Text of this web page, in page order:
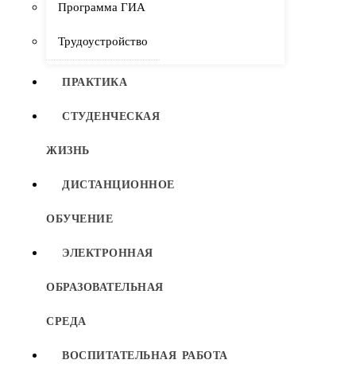
Программа ГИА
Трудоустройство
ПРАКТИКА
СТУДЕНЧЕСКАЯ
ЖИЗНЬ
ДИСТАНЦИОННОЕ
ОБУЧЕНИЕ
ЭЛЕКТРОННАЯ
ОБРАЗОВАТЕЛЬНАЯ
СРЕДА
ВОСПИТАТЕЛЬНАЯ РАБОТА